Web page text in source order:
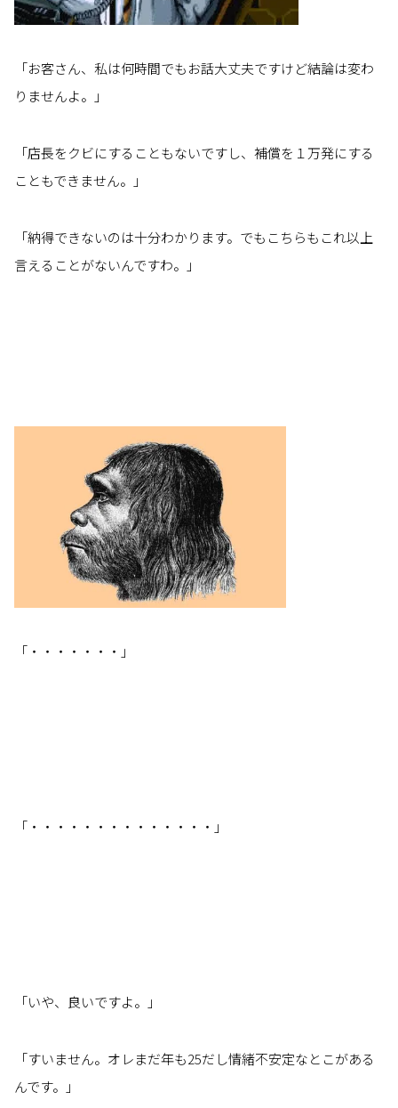
「お客さん、私は何時間でもお話大丈夫ですけど結論は変わ
りませんよ。」
「店長をクビにすることもないですし、補償を１万発にする
こともできません。」
「納得できないのは十分わかります。でもこちらもこれ以上
言えることがないんですわ。」
「・・・・・・・」
「・・・・・・・・・・・・・・」
「いや、良いですよ。」
「すいません。オレまだ年も25だし情緒不安定なとこがある
んです。」